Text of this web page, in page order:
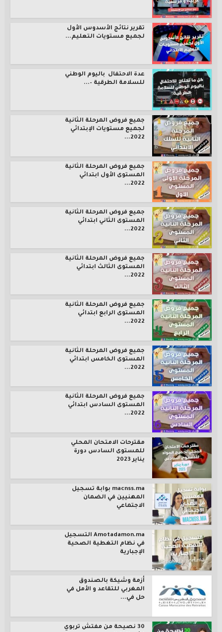
تقرير نتائج الأسدوس الأول
لجميع مستويات التعليم...
عدة الاحتفال باليوم الوطني
للسلامة الطرقية –...
جميع فروض المرحلة الثانية
لجميع مستويات الإبتدائي
2022...
جميع فروض المرحلة الثانية
المستوى الأول ابتدائي
2022...
جميع فروض المرحلة الثانية
المستوى الثاني ابتدائي
2022...
جميع فروض المرحلة الثانية
المستوى الثالث ابتدائي
2022...
جميع فروض المرحلة الثانية
المستوى الرابع ابتدائي
2022...
جميع فروض المرحلة الثانية
المستوى الخامس ابتدائي
2022...
جميع فروض المرحلة الثانية
المستوى السادس ابتدائي
2022...
مقترحات الامتحان المحلي
للمستوى السادس دورة
يناير 2023
macnss.ma بوابة تسجيل
المهنيين في الضمان
الاجتماعي
Amotadamon.ma التسجيل
في نظام التغطية الصحية
الإجبارية
أزمة وشيكة بالصندوق
المغربي للتقاعد و الأمل في
حل في...
30 نصيحة من مفتش تربوي